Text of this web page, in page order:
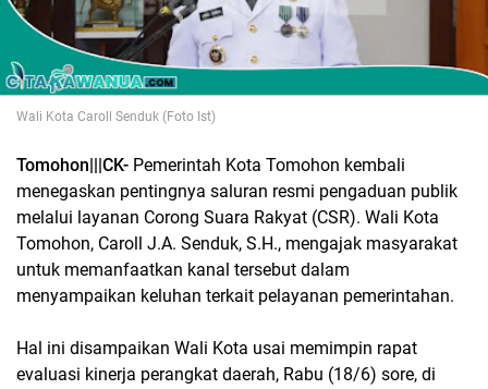
Wali Kota Caroll Senduk (Foto Ist)
Tomohon|||CK- Pemerintah Kota Tomohon kembali
menegaskan pentingnya saluran resmi pengaduan publik
melalui layanan Corong Suara Rakyat (CSR). Wali Kota
Tomohon, Caroll J.A. Senduk, S.H., mengajak masyarakat
untuk memanfaatkan kanal tersebut dalam
menyampaikan keluhan terkait pelayanan pemerintahan.
Hal ini disampaikan Wali Kota usai memimpin rapat
evaluasi kinerja perangkat daerah, Rabu (18/6) sore, di